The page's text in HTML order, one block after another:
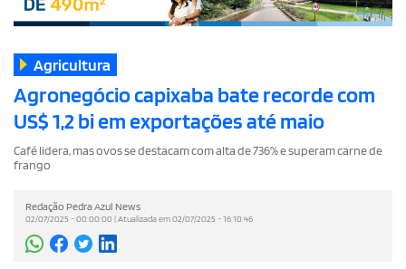
Agricultura
Agronegócio capixaba bate recorde com
US$ 1,2 bi em exportações até maio
Café lidera, mas ovos se destacam com alta de 736% e superam carne de
frango
Redação Pedra Azul News
02/07/2025 - 00:00:00 | Atualizada em 02/07/2025 - 16:10:46